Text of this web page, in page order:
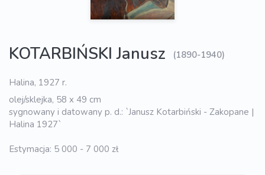
KOTARBIŃSKI Janusz (1890-1940)
Halina, 1927 r.
olej/sklejka, 58 x 49 cm
sygnowany i datowany p. d.: `Janusz Kotarbiński - Zakopane |
Halina 1927`
Estymacja: 5 000 - 7 000 zł